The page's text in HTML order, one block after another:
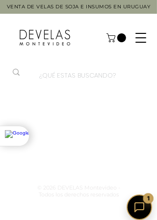
VENTA DE VELAS DE SOJA E INSUMOS EN URUGUAY
© 2026 DEVELAS Montevideo -
1